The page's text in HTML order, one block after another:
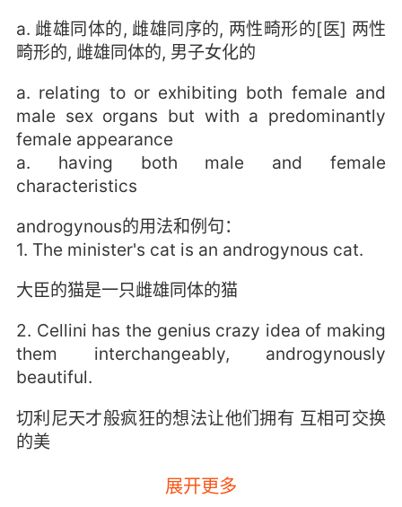
a. 雌雄同体的, 雌雄同序的, 两性畸形的[医] 两性
畸形的, 雌雄同体的, 男子女化的
a. relating to or exhibiting both female and
male sex organs but with a predominantly
female appearance
a. having both male and female
characteristics
androgynous的用法和例句：
1. The minister's cat is an androgynous cat.
大臣的猫是一只雌雄同体的猫
2. Cellini has the genius crazy idea of making
them interchangeably, androgynously
beautiful.
切利尼天才般疯狂的想法让他们拥有 互相可交换
的美
展开更多